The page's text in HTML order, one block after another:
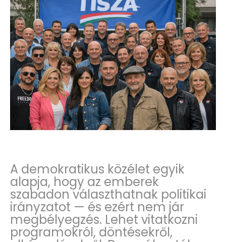
A demokratikus közélet egyik
alapja, hogy az emberek
szabadon választhatnak politikai
irányzatot — és ezért nem jár
megbélyegzés. Lehet vitatkozni
programokról, döntésekről,